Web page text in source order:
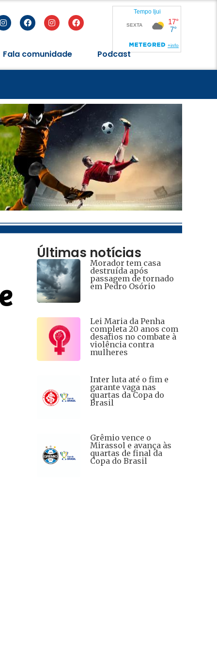
Fala comunidade Podcast
Últimas notícias
Morador tem casa
destruída após
passagem de tornado
em Pedro Osório
Lei Maria da Penha
completa 20 anos com
desafios no combate à
violência contra
mulheres
Inter luta até o fim e
garante vaga nas
quartas da Copa do
Brasil
Grêmio vence o
Mirassol e avança às
quartas de final da
Copa do Brasil